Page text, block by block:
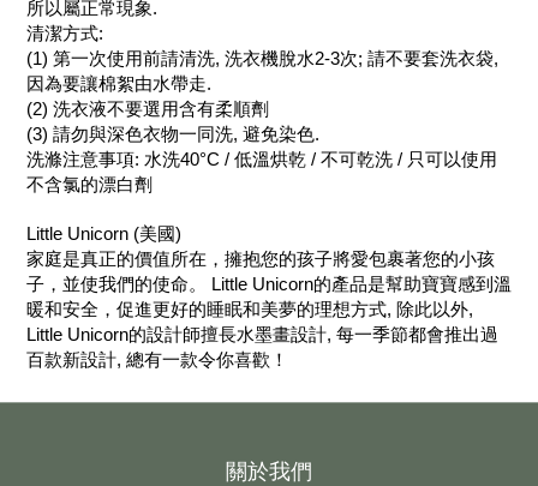
所以屬正常現象.
清潔方式:
(1) 第一次使用前請清洗, 洗衣機脫水2-3次; 請不要套洗衣袋,
因為要讓棉絮由水帶走.
(2) 洗衣液不要選用含有柔順劑
(3) 請勿與深色衣物一同洗, 避免染色.
洗滌注意事項: 水洗40°C / 低溫烘乾 / 不可乾洗 / 只可以使用
不含氯的漂白劑
Little Unicorn (美國)
家庭是真正的價值所在，擁抱您的孩子將愛包裹著您的小孩
子，並使我們的使命。 Little Unicorn的產品是幫助寶寶感到溫
暖和安全，促進更好的睡眠和美夢的理想方式, 除此以外,
Little Unicorn的設計師擅長水墨畫設計, 每一季節都會推出過
百款新設計, 總有一款令你喜歡！
關於我們